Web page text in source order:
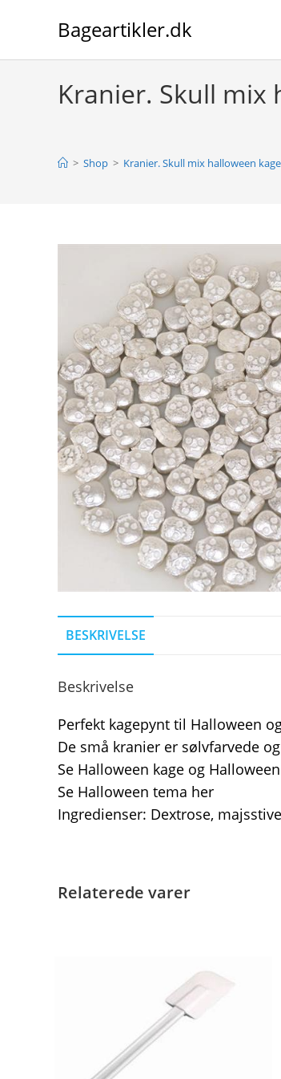
Bageartikler.dk
Kranier. Skull mix
> Shop > Kranier. Skull mix halloween
BESKRIVELSE
Beskrivelse
Perfekt kagepynt til Halloween
De små kranier er sølvfarvede
Se Halloween kage og
Se Halloween tema her
Ingredienser: Dextrose,
Relaterede varer